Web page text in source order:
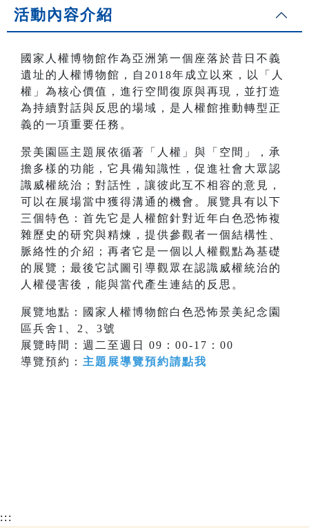
活動內容介紹
國家人權博物館作為亞洲第一個座落於昔日不義
遺址的人權博物館，自2018年成立以來，以「人
權」為核心價值，進行空間復原與再現，並打造
為持續對話與反思的場域，是人權館推動轉型正
義的一項重要任務。
景美園區主題展依循著「人權」與「空間」，承
擔多樣的功能，它具備知識性，促進社會大眾認
識威權統治；對話性，讓彼此互不相容的意見，
可以在展場當中獲得溝通的機會。展覽具有以下
三個特色：首先它是人權館針對近年白色恐怖複
雜歷史的研究與精煉，提供參觀者一個結構性、
脈絡性的介紹；再者它是一個以人權觀點為基礎
的展覽；最後它試圖引導觀眾在認識威權統治的
人權侵害後，能與當代產生連結的反思。
展覽地點：國家人權博物館白色恐怖景美紀念園
區兵舍1、2、3號
展覽時間：週二至週日 09：00-17：00
導覽預約： 主題展導覽預約請點我
:::